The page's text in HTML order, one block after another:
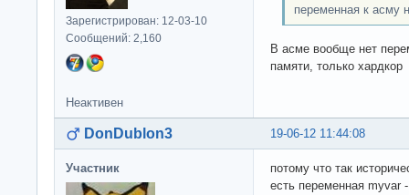
Зарегистрирован: 12-03-10
Сообщений: 2,160
переменная к асму
В асме вообще нет
памяти, только хардкор
Неактивен
19-06-12 11:44:08
DonDublon3
Участник
потому что так
есть переменная myvar